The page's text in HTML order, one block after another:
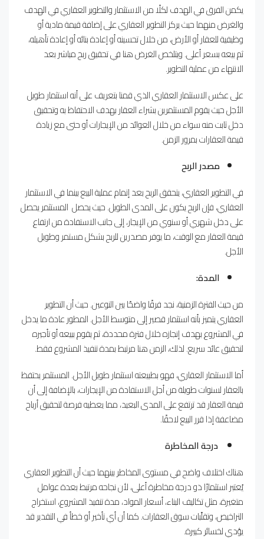
يكمن الفرق في الهدف لكلًا من الاستثمار والتطوير العقاري في الهدف
والغرض منهما حيث يركز التطوير العقاري على إضافة قيمة مادية أو
وظيفية للعقار أو الأرض، من خلال تحسينه أو إعادة بنائه أو إعادة تأهيله،
ثم بيعه بسعر أعلى. ويتلخص الغرض هنا في تحقيق ربح مباشر بعد
الانتهاء من عملية التطوير.
على عكس الاستثمار العقاري الذي قمنا بتعريف على أنه استثمار طويل
الأجل حيث يقوم المستثمرين بشراء العقار بهدف الاحتفاظ به وتحقيق
دخل ثابت منه سواء من خلال العوائد من الإيجارات أو حتى مع زيادة
قيمة العقارات بمرور الزمن.
مصدر الربح
في التطوير العقاري، يتحقق الربح بعد إتمام عملية البيع بينما في الاستثمار
العقاري، فإن الربح يكون على المدى الطويل. حيث يحصل المستثمر يحصل
على دخل شهري أو سنوي من الإيجار، إلى جانب الاستفادة من ارتفاع
قيمة العقار مع الوقت، ما يوفر مصدرين للربح بشكل مستمر وطويل
الأجل.
المدة:
من حيث الفترة الزمنية، نجد فرقًا واضحًا بين النوعين. حيث أن التطوير
العقاري يتميز بأنه استثمار قصير إلى متوسط الأجل. المطور عادة ما يدخل
في المشروع بهدف إنجازه خلال فترة محددة، ثم يقوم ببيعه أو تأجيره
لتحقيق عائد سريع. لذلك، الزمن هنا مرتبط بمدة تنفيذ المشروع فقط.
أما الاستثمار العقاري، فهو بطبيعته استثمار طويل الأجل. المستثمر يحتفظ
بالعقار لسنوات طويلة من أجل الاستفادة من الإيجارات، بالإضافة إلى أن
قيمة العقار قد ترتفع على المدى البعيد، مما يعطيه فرصة لتحقيق أرباح
مضاعفة إذا قرر البيع لاحقًا.
درجة المخاطرة
هناك اختلاف واضح في مستوى المخاطر بينهما حيث أن التطوير العقاري
يُعتبر استثمارًا ذو درجة مخاطرة أعلى، لأن نجاحه مرتبط بعدة عوامل
متغيرة، مثل تكاليف البناء، أسعار المواد، مدة تنفيذ المشروع، استخراج
التراخيص، وتقلّبات سوق العقارات. كما أن أي تأخير أو خطأ في التقدير قد
يؤدي لخسائر كبيرة.